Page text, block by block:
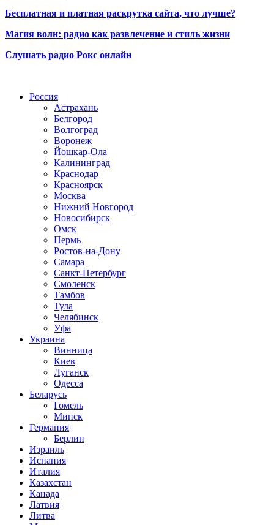
Бесплатная и платная раскрутка сайта, что лучше?
Магия волн: радио как развлечение и стиль жизни
Слушать радио Рокс онлайн
Россия
Астрахань
Белгород
Волгоград
Воронеж
Йошкар-Ола
Калининград
Краснодар
Красноярск
Москва
Нижний Новгород
Новосибирск
Омск
Пермь
Ростов-на-Дону
Самара
Санкт-Петербург
Смоленск
Тамбов
Тула
Челябинск
Уфа
Украина
Винница
Киев
Луганск
Одесса
Беларусь
Гомель
Минск
Германия
Берлин
Израиль
Испания
Италия
Казахстан
Канада
Латвия
Литва